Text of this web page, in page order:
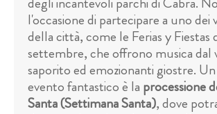
l'occasione di partecipare a uno dei
della città, come le Ferias y Fiestas
settembre, che offrono musica dal
saporito ed emozionanti giostre.
evento fantastico è la processione
Santa (Settimana Santa), dove